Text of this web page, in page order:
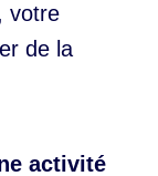
votre
de la
activité